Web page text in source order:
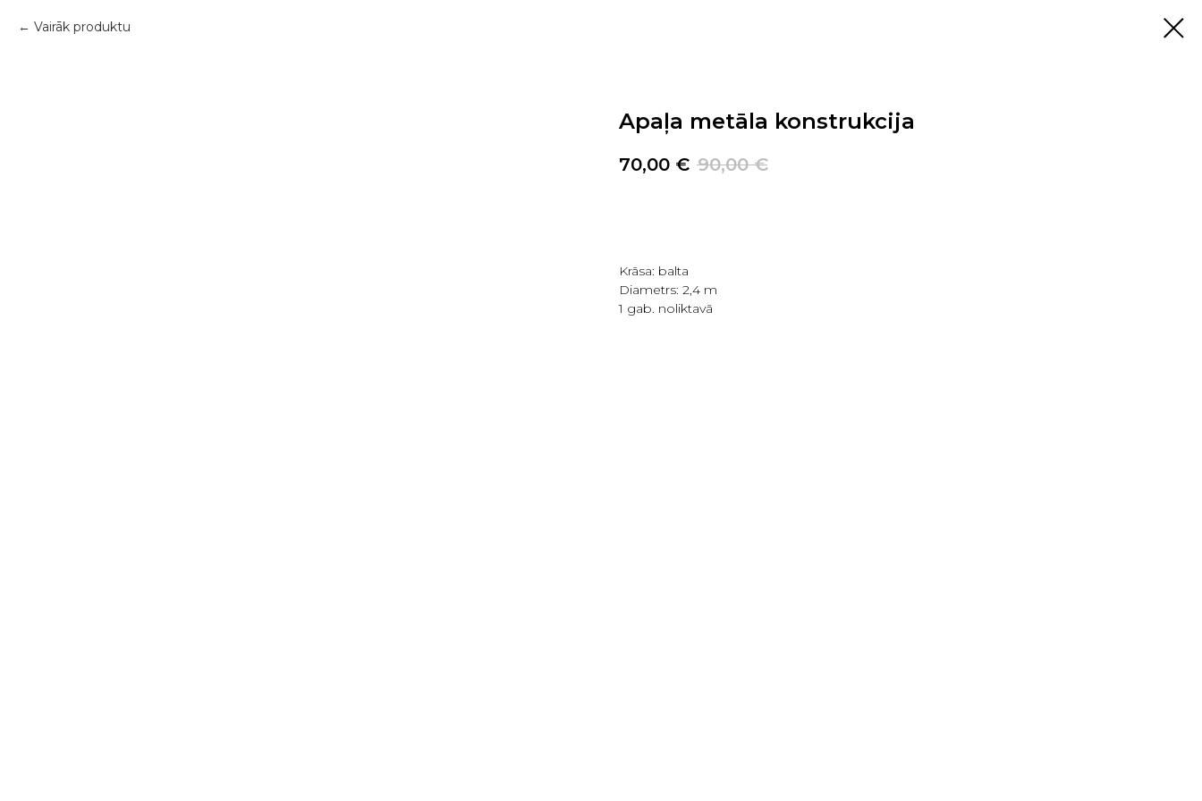
Vairāk produktu
Apaļa metāla konstrukcija
70,00 € 90,00 €
Krāsa: balta
Diametrs: 2,4 m
1 gab. noliktavā